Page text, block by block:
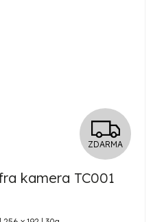
Z
D
ZDARMA
kamera TC001